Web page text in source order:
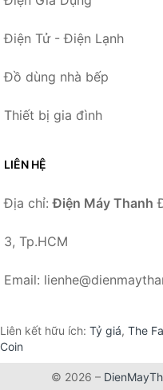
Điện Tử - Điện Lạnh
Đồ dùng nhà bếp
Thiết bị gia đình
LIÊN HỆ
Địa chỉ:Điện Máy Thanh
3, Tp.HCM
Email:
Liên kết hữu ích: Tỷ giá, The
Coin
© 2026 –